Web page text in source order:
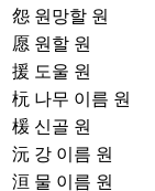
怨 원망할 원
愿 원할 원
援 도울 원
杬 나무 이름 원
楥 신골 원
沅 강 이름 원
洹 물 이름 원